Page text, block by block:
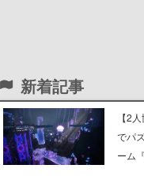
新着記事
【2
でパ
ーム